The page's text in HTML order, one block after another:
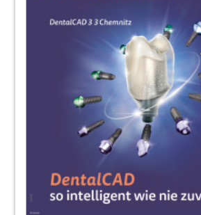
CAD/CAM-Technologien“
Interview mit ZTM Jochen Peters
Digitale Abdrücke der
Generation
Redaktion
Einstieg in die digitale Welt
Roadshow
Redaktion